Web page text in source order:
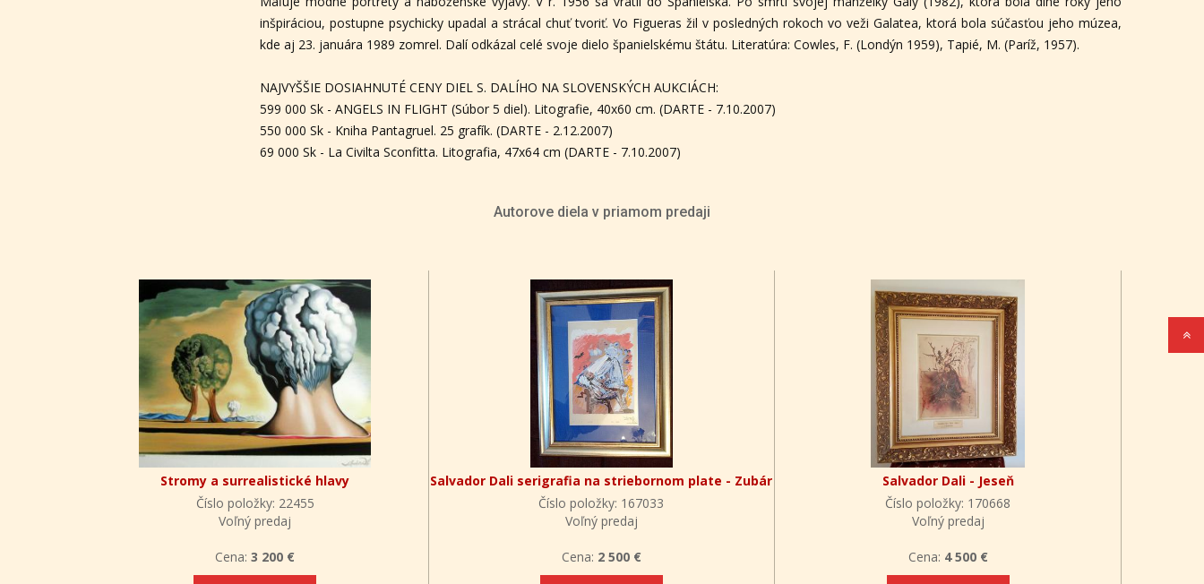
inšpiráciou, postupne psychicky upadal a strácal chuť tvoriť. Vo Figueras žil v posledných rokoch vo veži Galatea, ktorá bola súčasťou jeho múzea,
kde aj 23. januára 1989 zomrel. Dalí odkázal celé svoje dielo španielskému štátu. Literatúra: Cowles, F. (Londýn 1959), Tapié, M. (Paríž, 1957).
NAJVYŠŠIE DOSIAHNUTÉ CENY DIEL S. DALÍHO NA SLOVENSKÝCH AUKCIÁCH:
599 000 Sk - ANGELS IN FLIGHT (Súbor 5 diel). Litografie, 40x60 cm. (DARTE - 7.10.2007)
550 000 Sk - Kniha Pantagruel. 25 grafík. (DARTE - 2.12.2007)
69 000 Sk - La Civilta Sconfitta. Litografia, 47x64 cm (DARTE - 7.10.2007)
Autorove diela v priamom predaji
Stromy a surrealistické hlavy
Číslo položky: 22455
Voľný predaj
Cena:3 200 €
Salvador Dali serigrafia na striebornom plate - Zubár
Číslo položky: 167033
Voľný predaj
Cena: 2 500 €
Salvador Dali - Jeseň
Číslo položky: 170668
Voľný predaj
Cena: 4 500 €